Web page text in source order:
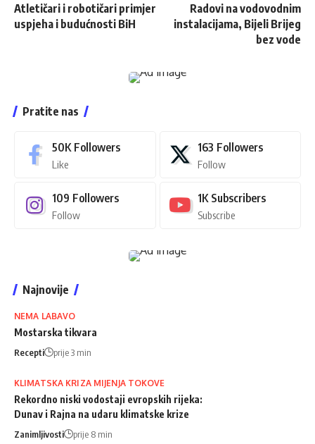
Atletičari i robotičari primjer
uspjeha i budućnosti BiH
Radovi na vodovodnim
instalacijama, Bijeli Brijeg
bez vode
Pratite nas
50K Followers
Like
163 Followers
Follow
109 Followers
Follow
1K Subscribers
Subscribe
Najnovije
NEMA LABAVO
Mostarska tikvara
Recepti prije 3 min
KLIMATSKA KRIZA MIJENJA TOKOVE
Rekordno niski vodostaji evropskih rijeka:
Dunav i Rajna na udaru klimatske krize
Zanimljivosti prije 8 min